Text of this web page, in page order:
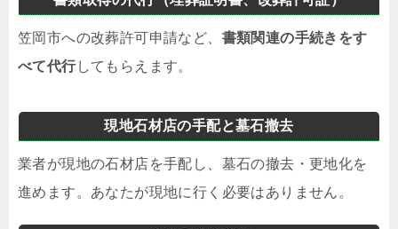
笠岡市への改葬許可申請など、 書類関連の手続きをす
べて代行してもらえます。
現地石材店の手配と墓石撤去
業者が現地の石材店を手配し、墓石の撤去・更地化を
進めます。あなたが現地に行く必要はありません。